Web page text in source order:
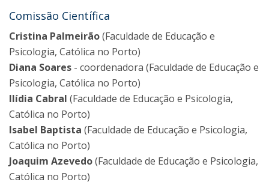
Comissão Científica
Cristina Palmeirão(Faculdade de Educação e
Psicologia, Católica no Porto)
Diana Soares - coordenadora (Faculdade de Educação e
Psicologia, Católica no Porto)
Ilídia Cabral (Faculdade de Educação e Psicologia,
Católica no Porto)
Isabel Baptista (Faculdade de Educação e Psicologia,
Católica no Porto)
Joaquim Azevedo(Faculdade de Educação e Psicologia,
Católica no Porto)